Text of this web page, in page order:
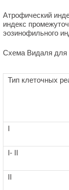
Атрофический
индекс
эозинофильного
Схема Видаля для
Тип клеточных
I
I- II
II